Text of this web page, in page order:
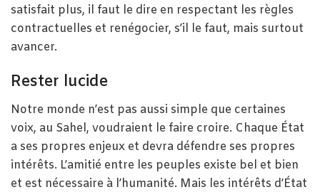
satisfait plus, il faut le dire en respectant les règles
contractuelles et renégocier, s’il le faut, mais surtout
avancer.
Rester lucide
Notre monde n’est pas aussi simple que certaines
voix, au Sahel, voudraient le faire croire. Chaque État
a ses propres enjeux et devra défendre ses propres
intérêts. L’amitié entre les peuples existe bel et bien
et est nécessaire à l’humanité. Mais les intérêts d’État